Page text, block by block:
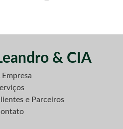
& CIA
Empresa
e Parceiros